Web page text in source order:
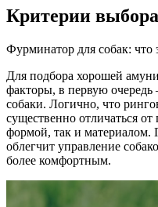
Критерии выбора
Фурминатор для собак: что
Для подбора хорошей
факторы, в первую
собаки. Логично, что
существенно отличаться
формой, так и материалом.
облегчит управление
более комфортным.